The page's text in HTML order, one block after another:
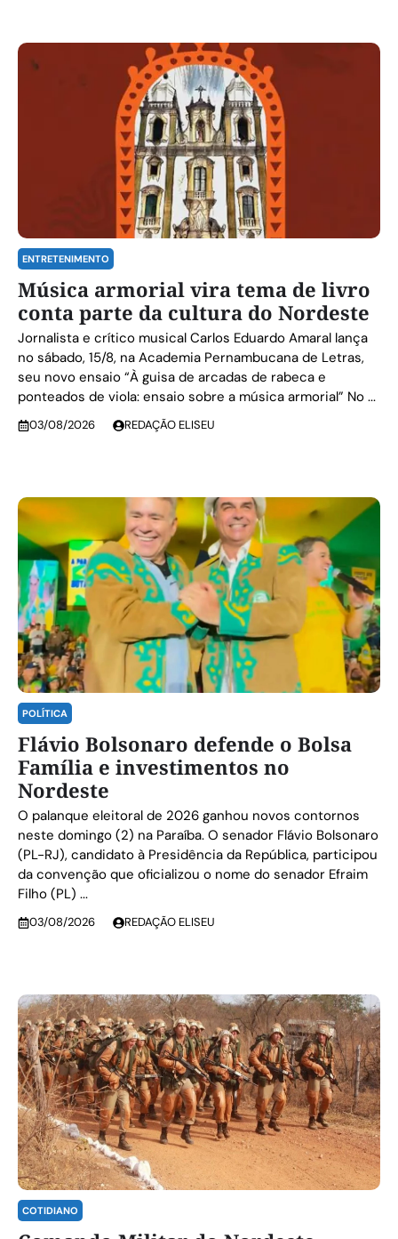
ENTRETENIMENTO
Música armorial vira tema de livro
conta parte da cultura do Nordeste
Jornalista e crítico musical Carlos Eduardo Amaral lança
no sábado, 15/8, na Academia Pernambucana de Letras,
seu novo ensaio “À guisa de arcadas de rabeca e
ponteados de viola: ensaio sobre a música armorial” No ...
03/08/2026 REDAÇÃO ELISEU
POLÍTICA
Flávio Bolsonaro defende o Bolsa
Família e investimentos no
Nordeste
O palanque eleitoral de 2026 ganhou novos contornos
neste domingo (2) na Paraíba. O senador Flávio Bolsonaro
(PL-RJ), candidato à Presidência da República, participou
da convenção que oficializou o nome do senador Efraim
Filho (PL) ...
03/08/2026 REDAÇÃO ELISEU
COTIDIANO